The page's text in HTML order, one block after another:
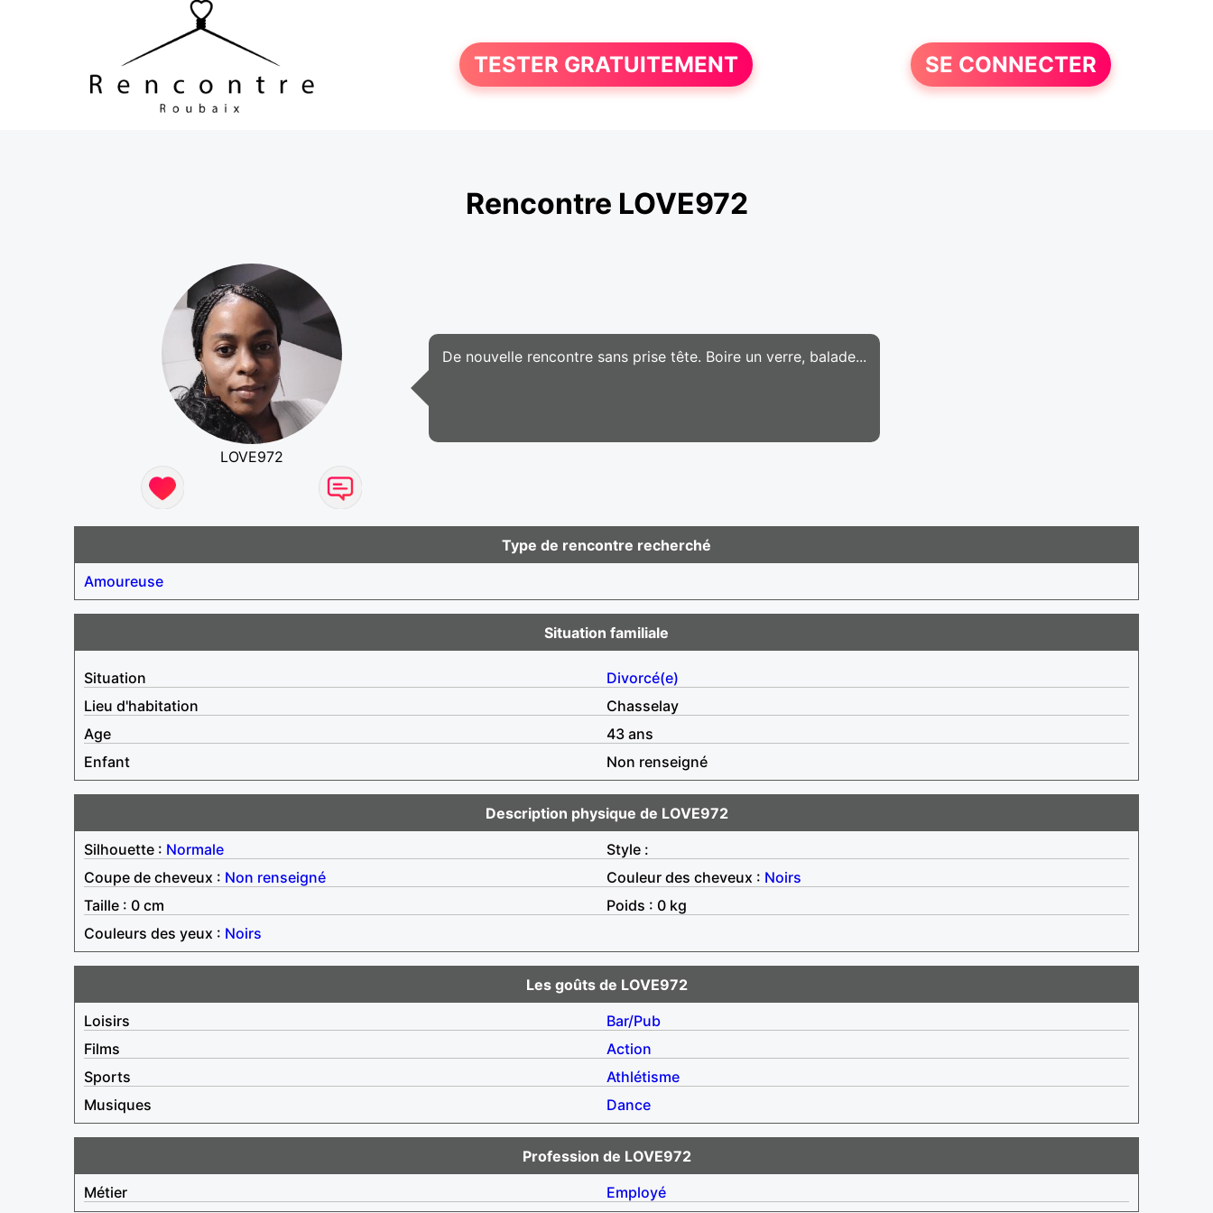
TESTER GRATUITEMENT SE CONNECTER
Rencontre LOVE972
LOVE972
De nouvelle rencontre sans prise tête. Boire un verre, balade...
Type de rencontre recherché
Amoureuse
Situation familiale
Situation
Divorcé(e)
Lieu d'habitation
Chasselay
Age
43 ans
Enfant
Non renseigné
Description physique de LOVE972
Silhouette : Normale
Style :
Coupe de cheveux : Non renseigné Couleur des cheveux : Noirs
Taille : 0 cm
Poids : 0 kg
Couleurs des yeux : Noirs
Les goûts de LOVE972
Loisirs
Bar/Pub
Films
Action
Sports
Athlétisme
Musiques
Dance
Profession de LOVE972
Métier
Employé